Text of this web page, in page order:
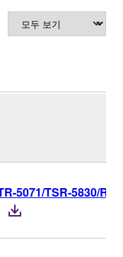
5071/TSR-5830/RX-